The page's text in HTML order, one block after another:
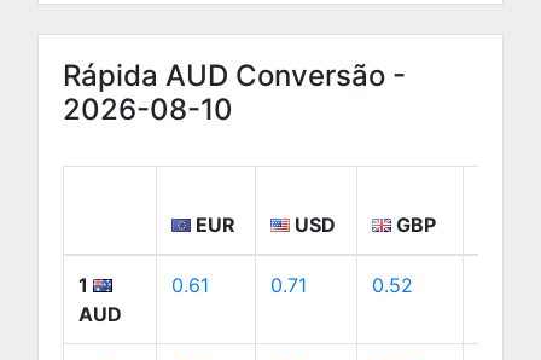
Rápida AUD Conversão -
2026-08-10
EUR USD GBP
1
AUD
0.61 0.71 0.52